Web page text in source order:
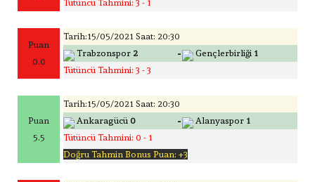
Tütüncü Tahmini: 3 - 1
Puan
0.0
Tarih:15/05/2021 Saat: 20:30
Trabzonspor 2 - Gençlerbirliği 1
Tütüncü Tahmini: 3 - 3
Puan
5.5
Tarih:15/05/2021 Saat: 20:30
Ankaragücü 0 - Alanyaspor 1
Tütüncü Tahmini: 0 - 1
Doğru Tahmin Bonus Puan: +3